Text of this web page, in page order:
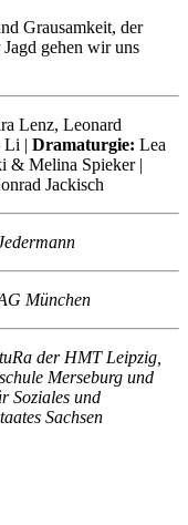
Grausamkeit, der
gehen wir uns
Lenz, Leonard
Li | Dramaturgie: Lea
& Melina Spieker |
Jackisch
München
der HMT Leipzig,
Merseburg und
Soziales und
Sachsen